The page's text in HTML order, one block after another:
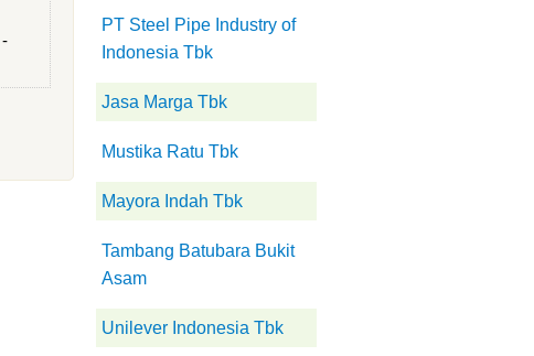
PT Steel Pipe Industry of
Indonesia Tbk
Jasa Marga Tbk
Mustika Ratu Tbk
Mayora Indah Tbk
Tambang Batubara Bukit
Asam
Unilever Indonesia Tbk